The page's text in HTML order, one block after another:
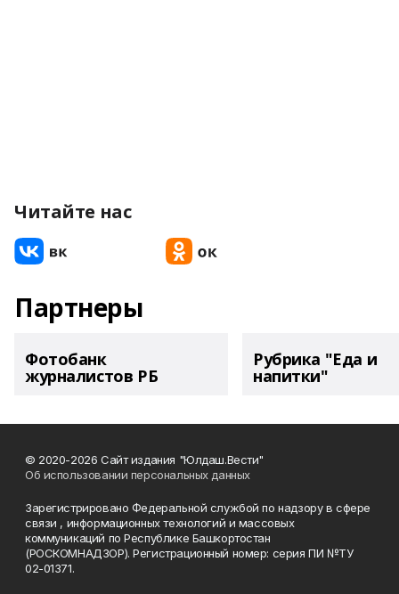
Читайте нас
Партнеры
Фотобанк
журналистов РБ
Рубрика "Еда и
напитки"
© 2020-2026 Сайт издания "Юлдаш.Вести"
Об использовании персональных данных
Зарегистрировано Федеральной службой по надзору в сфере
связи , информационных технологий и массовых
коммуникаций по Республике Башкортостан
(РОСКОМНАДЗОР). Регистрационный номер: серия ПИ №ТУ
02-01371.